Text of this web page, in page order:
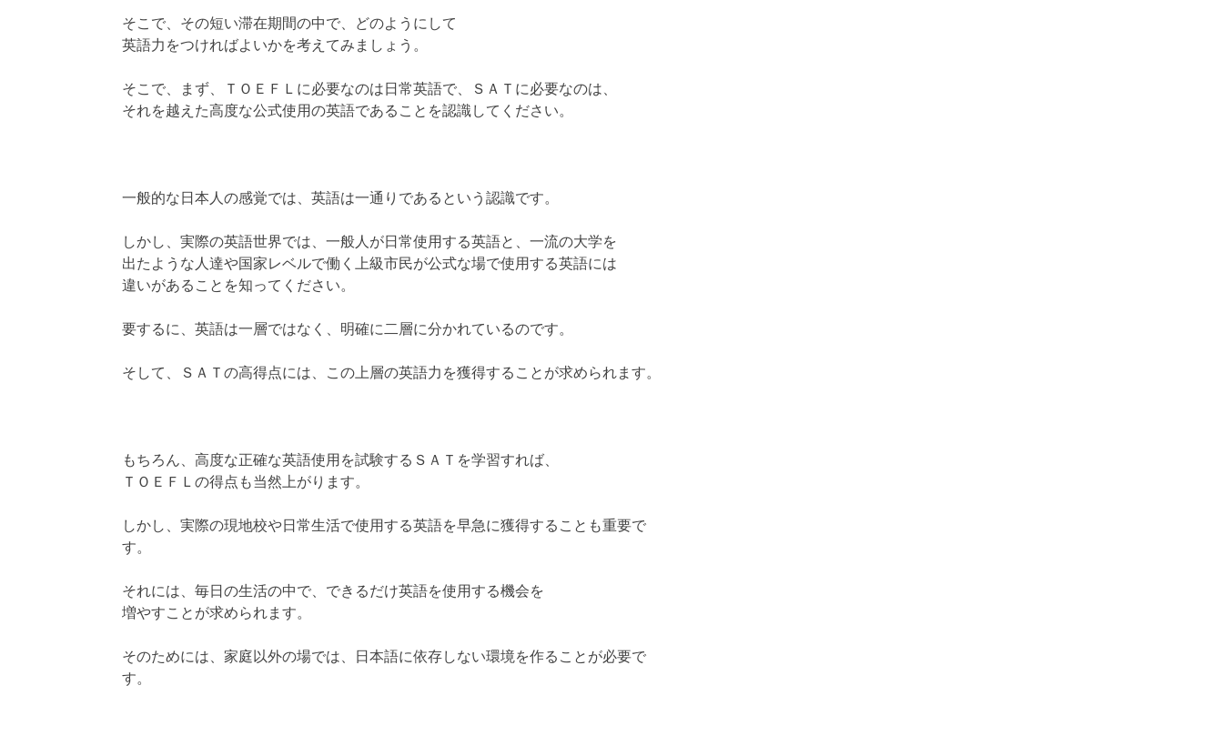
そこで、その短い滞在期間の中で、どのようにして
英語力をつければよいかを考えてみましょう。
そこで、まず、ＴＯＥＦＬに必要なのは日常英語で、ＳＡＴに必要なのは、
それを越えた高度な公式使用の英語であることを認識してください。
一般的な日本人の感覚では、英語は一通りであるという認識です。
しかし、実際の英語世界では、一般人が日常使用する英語と、一流の大学を
出たような人達や国家レベルで働く上級市民が公式な場で使用する英語には
違いがあることを知ってください。
要するに、英語は一層ではなく、明確に二層に分かれているのです。
そして、ＳＡＴの高得点には、この上層の英語力を獲得することが求められます。
もちろん、高度な正確な英語使用を試験するＳＡＴを学習すれば、
ＴＯＥＦＬの得点も当然上がります。
しかし、実際の現地校や日常生活で使用する英語を早急に獲得することも重要で
す。
それには、毎日の生活の中で、できるだけ英語を使用する機会を
増やすことが求められます。
そのためには、家庭以外の場では、日本語に依存しない環境を作ることが必要で
す。